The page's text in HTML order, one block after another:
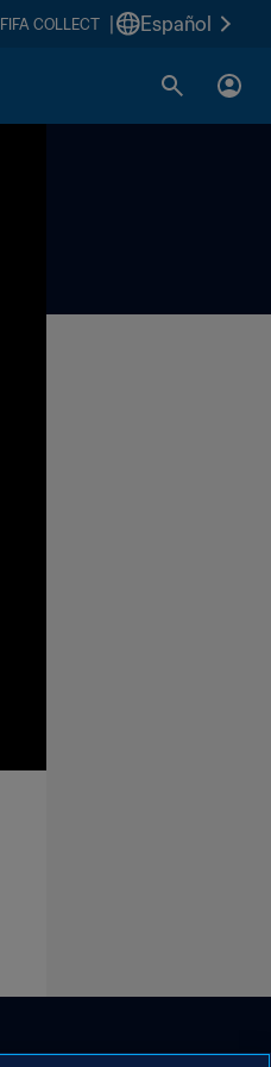
FIFA COLLECT Español